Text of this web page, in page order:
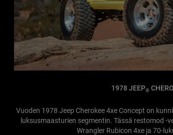
1978 JEEP®
Vuoden 1978 Jeep Cherokee 4xe Concept on
luksusmaasturien segmentin. Tässä restomod -
Wrangler Rubicon 4xe ja 70-